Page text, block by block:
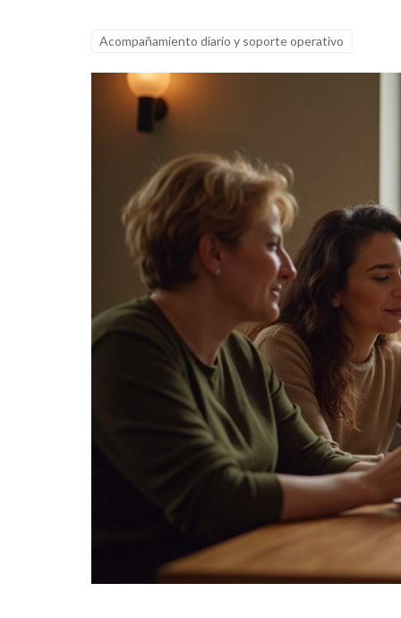
Acompañamiento diario y soporte operativo